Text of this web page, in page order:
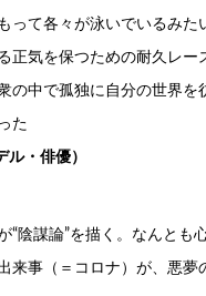
って各々が泳いでいるみた
正気を保つための耐久レー
の中で孤独に自分の世界を
た
・俳優）
“陰謀論”を描く。なんとも
来事（＝コロナ）が、悪夢